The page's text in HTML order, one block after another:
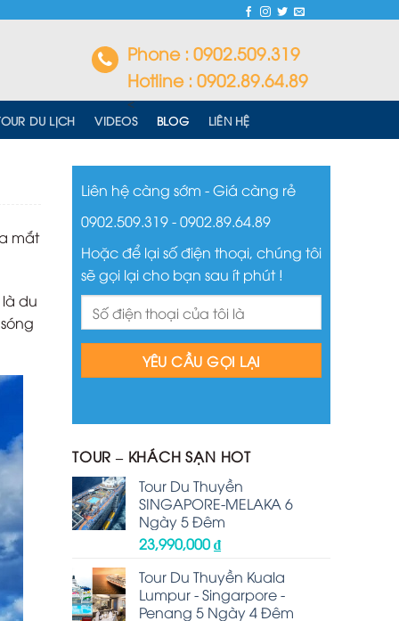
Phone : 0902.509.319
Hotline : 0902.89.64.89
<
DU LỊCH VIDEOS BLOG LIÊN HỆ
mắt
du
Liên hệ càng sớm - Giá càng rẻ
0902.509.319 - 0902.89.64.89
Hoặc để lại số điện thoại, chúng tôi
sẽ gọi lại cho bạn sau ít phút !
TOUR – KHÁCH SẠN HOT
Tour Du Thuyền
SINGAPORE-MELAKA 6
Ngày 5 Đêm
23,990,000₫
Tour Du Thuyền Kuala
Lumpur - Singarpore -
Penang 5 Ngày 4 Đêm